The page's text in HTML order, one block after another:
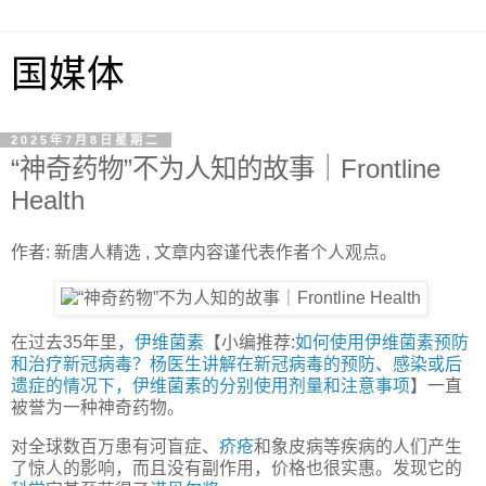
国媒体
2025年7月8日星期二
“神奇药物”不为人知的故事｜Frontline
Health
作者: 新唐人精选 , 文章内容谨代表作者个人观点。
在过去35年里， 伊维菌素 【小编推荐:如何使用伊维菌素预防
和治疗新冠病毒？杨医生讲解在新冠病毒的预防、感染或后
遗症的情况下，伊维菌素的分别使用剂量和注意事项】一直
被誉为一种神奇药物。
对全球数百万患有河盲症、 疥疮和象皮病等疾病的人们产生
了惊人的影响，而且没有副作用，价格也很实惠。发现它的